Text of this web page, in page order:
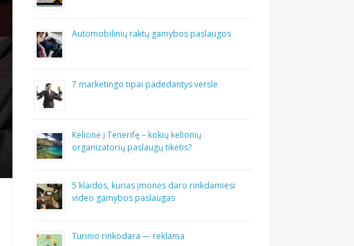
Automobilinių raktų gamybos paslaugos
7 marketingo tipai padedantys versle
Kelionė į Tenerifę – kokių kelionių
organizatorių paslaugų tikėtis?
5 klaidos, kurias įmonės daro rinkdamiesi
video gamybos paslaugas
Turinio rinkodara — reklama